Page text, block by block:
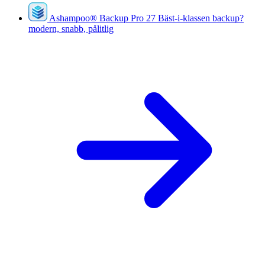
Ashampoo® Backup Pro 27 Bäst-i-klassen backup?
modern, snabb, pålitlig